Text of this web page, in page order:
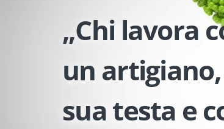
„Chi lavora
un
sua testa e